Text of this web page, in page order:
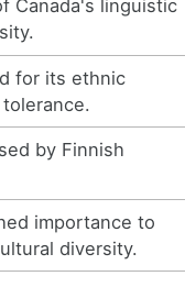
Canada's linguistic
for its ethnic
by Finnish
importance to
diversity.